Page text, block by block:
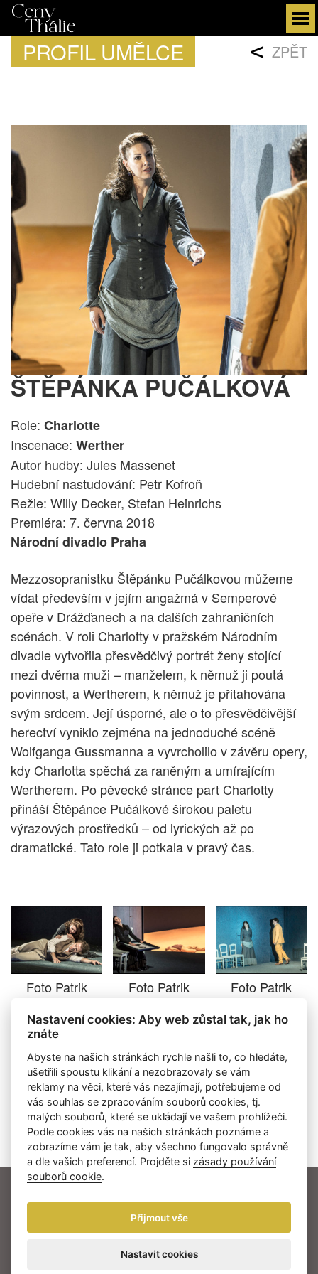
PROFIL UMĚLCE < ZPĚT
ŠTĚPÁNKA PUČÁLKOVÁ
Role: Charlotte
Inscenace: Werther
Autor hudby: Jules Massenet
Hudební nastudování: Petr Kofroň
Režie: Willy Decker, Stefan Heinrichs
Premiéra: 7. června 2018
Národní divadlo Praha
Mezzosopranistku Štěpánku Pučálkovou můžeme
vídat především v jejím angažmá v Semperově
opeře v Drážďanech a na dalších zahraničních
scénách. V roli Charlotty v pražském Národním
divadle vytvořila přesvědčivý portrét ženy stojící
mezi dvěma muži – manželem, k němuž ji poutá
povinnost, a Wertherem, k němuž je přitahována
svým srdcem. Její úsporné, ale o to přesvědčivější
herectví vyniklo zejména na jednoduché scéně
Wolfganga Gussmanna a vyvrcholilo v závěru opery,
kdy Charlotta spěchá za raněným a umírajícím
Wertherem. Po pěvecké stránce part Charlotty
přináší Štěpánce Pučálkové širokou paletu
výrazových prostředků – od lyrických až po
dramatické. Tato role ji potkala v pravý čas.
Foto Patrik
Foto Patrik
Foto Patrik
Foto Patrik
Borecký
Foto Patrik
Borecký
AKTUALITY NOMINACE
LAUREÁTI
O CENÁCH THÁLIE
PARTNEŘI
KONTAKT
Nastavení cookies: Aby web zůstal tak, jak ho
znáte
Abyste na našich stránkách rychle našli to, co hledáte,
ušetřili spoustu klikání a nezobrazovaly se vám
reklamy na věci, které vás nezajímají, potřebujeme od
vás souhlas se zpracováním souborů cookies, tj.
malých souborů, které se ukládají ve vašem prohlížeči.
Podle cookies vás na našich stránkách poznáme a
zobrazíme vám je tak, aby všechno fungovalo správně
a dle vašich preferencí. Projděte si zásady používání
souborů cookie.
Přijmout vše
Nastavit cookies